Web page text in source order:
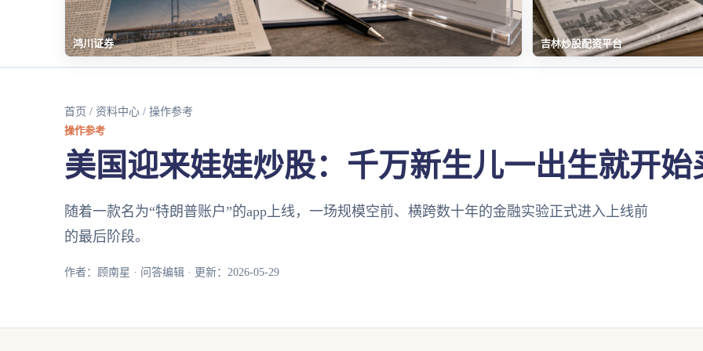
鸿川证券 吉林炒股配资平台
首页 / 资料中心 / 操作参考
操作参考
美国迎来娃娃炒股：千万新生儿一出生就开始
随着一款名为“特朗普账户”的app上线，一场规模空前、横跨数十年的金融实验正式进入上线前
的最后阶段。
作者：顾南星 · 问答编辑 · 更新：2026-05-29